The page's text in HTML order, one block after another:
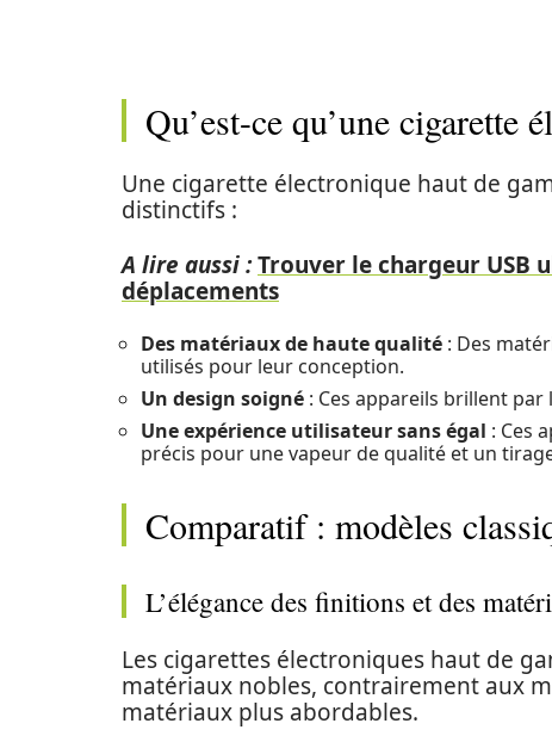
Qu’est-ce qu’une cigarette
Une cigarette électronique haut de
distinctifs :
A lire aussi :Trouver le chargeur USB
déplacements
Des matériaux de haute qualité : Des
utilisés pour leur conception.
Un design soigné : Ces appareils brillent
Une expérience utilisateur sans égal : Ces
précis pour une vapeur de qualité et un
Comparatif : modèles
L’élégance des finitions et des
Les cigarettes électroniques haut de
matériaux nobles, contrairement aux
matériaux plus abordables.